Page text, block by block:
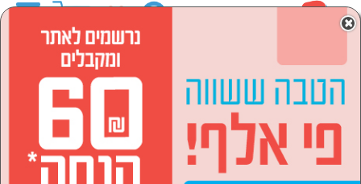
שלום רב, שירות הלקוחות שלנו יישמח להעניק לך את השירות
הטוב והנוח ביותר.
לפנות אלינו באמצעות הטופס האלקטרוני.
שעות פעילות מוקד שירות הלקוחות בימים א'-ה' בין השעות
09:00-16:00.
*בערבי חג תשרי 2023 מוקד שירות לקוחות סגור
לקבלת שירות מהיר יותר אנו ממליצים להתחבר לחשבונך
×